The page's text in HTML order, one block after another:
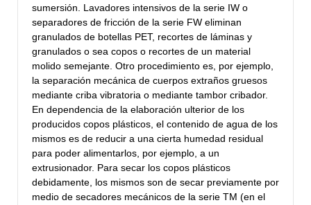
sumersión. Lavadores intensivos de la serie IW o
separadores de fricción de la serie FW eliminan
granulados de botellas PET, recortes de láminas y
granulados o sea copos o recortes de un material
molido semejante. Otro procedimiento es, por ejemplo,
la separación mecánica de cuerpos extraños gruesos
mediante criba vibratoria o mediante tambor cribador.
En dependencia de la elaboración ulterior de los
producidos copos plásticos, el contenido de agua de los
mismos es de reducir a una cierta humedad residual
para poder alimentarlos, por ejemplo, a un
extrusionador. Para secar los copos plásticos
debidamente, los mismos son de secar previamente por
medio de secadores mecánicos de la serie TM (en el